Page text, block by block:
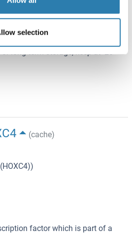
selection
long term storage, keep at -20
(cache)
factor which is part of a